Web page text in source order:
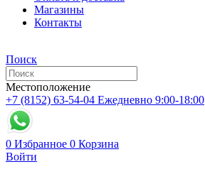
Магазины
Контакты
Поиск
Местоположение
+7 (8152) 63-54-04 Ежедневно 9:00-18:00
0 Избранное 0 Корзина
Войти